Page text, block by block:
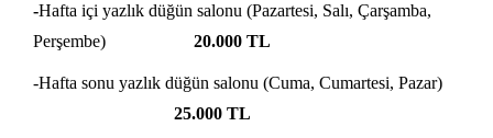
-Hafta içi yazlık düğün salonu (Pazartesi, Salı, Çarşamba,
Perşembe) 20.000 TL
-Hafta sonu yazlık düğün salonu (Cuma, Cumartesi, Pazar)
25.000 TL